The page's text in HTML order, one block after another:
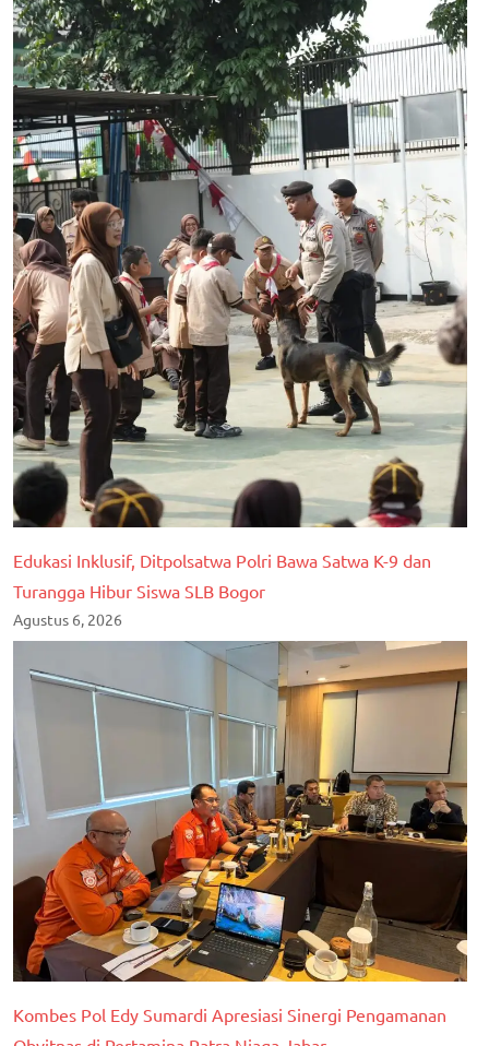
Edukasi Inklusif, Ditpolsatwa Polri Bawa Satwa K-9 dan
Turangga Hibur Siswa SLB Bogor
Agustus 6, 2026
Kombes Pol Edy Sumardi Apresiasi Sinergi Pengamanan